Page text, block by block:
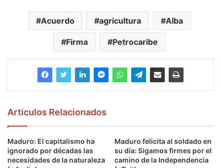
Acuerdo agricultura Alba
Firma Petrocaribe
Articulos Relacionados
Maduro: El capitalismo ha
ignorado por décadas las
necesidades de la naturaleza
Maduro felicita al soldado en
su día: Sigamos firmes por el
camino de la Independencia